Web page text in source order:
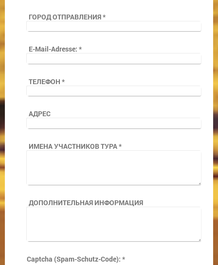
ГОРОД ОТПРАВЛЕНИЯ*
E-Mail-Adresse: *
ТЕЛЕФОН *
АДРЕС
ИМЕНА УЧАСТНИКОВ ТУРА*
ДОПОЛНИТЕЛЬНАЯ ИНФОРМАЦИЯ
Captcha (Spam-Schutz-Code): *